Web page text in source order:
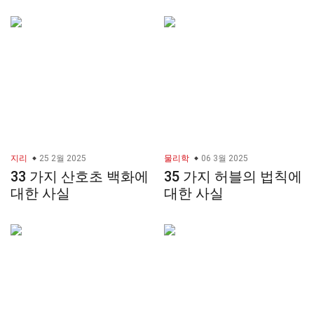
지리 25 2월 2025
33 가지 산호초 백화에
대한 사실
물리학 06 3월 2025
35 가지 허블의 법칙에
대한 사실